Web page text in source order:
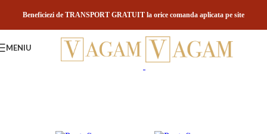
Skip to navigation Skip to main content
Beneficiezi de TRANSPORT GRATUIT la orice comanda aplicata pe site
MENIU